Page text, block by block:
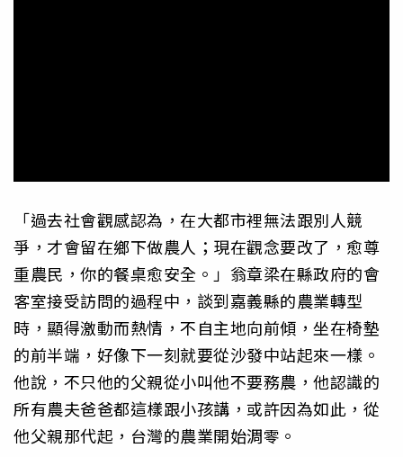
「過去社會觀感認為，在大都市裡無法跟別人競
爭，才會留在鄉下做農人；現在觀念要改了，愈尊
重農民，你的餐桌愈安全。」翁章梁在縣政府的會
客室接受訪問的過程中，談到嘉義縣的農業轉型
時，顯得激動而熱情，不自主地向前傾，坐在椅墊
的前半端，好像下一刻就要從沙發中站起來一樣。
他說，不只他的父親從小叫他不要務農，他認識的
所有農夫爸爸都這樣跟小孩講，或許因為如此，從
他父親那代起，台灣的農業開始淍零。